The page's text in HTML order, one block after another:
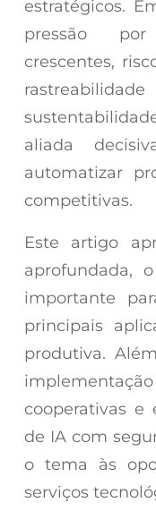
estratégicos.
pressão
crescentes,
aliada
automatizar
competitivas.
Este artigo
aprofundada,
importante
principais
produtiva.
cooperativas e
de IA com
o tema às
serviços